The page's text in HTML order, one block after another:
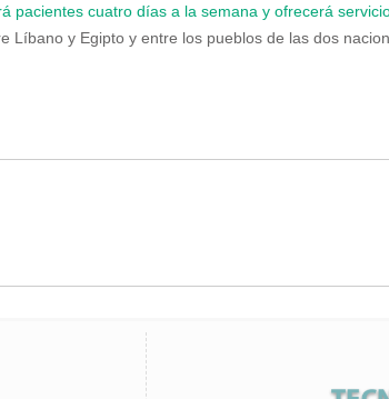
pacientes cuatro días a la semana y ofrecerá
Líbano y Egipto y entre los pueblos de las dos